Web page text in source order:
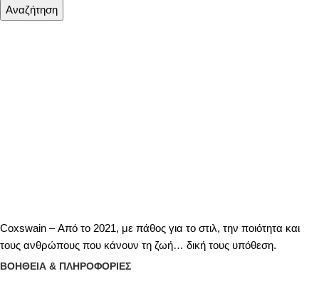
Αναζήτηση
Coxswain – Από το 2021, με πάθος για το στιλ, την ποιότητα και
τους ανθρώπους που κάνουν τη ζωή… δική τους υπόθεση.
ΒΟΗΘΕΙΑ & ΠΛΗΡΟΦΟΡΙΕΣ